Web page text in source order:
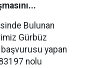
Bulunan
Gürbüz
başvurusu yapan
nolu